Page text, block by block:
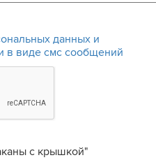
данных и
в виде смс сообщений
с крышкой"